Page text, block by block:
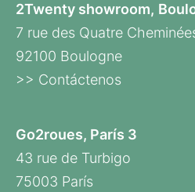
2Twenty showroom,
7 rue des Quatre
92100 Boulogne
>> Contáctenos
Go2roues, París 3
43 rue de Turbigo
75003 París